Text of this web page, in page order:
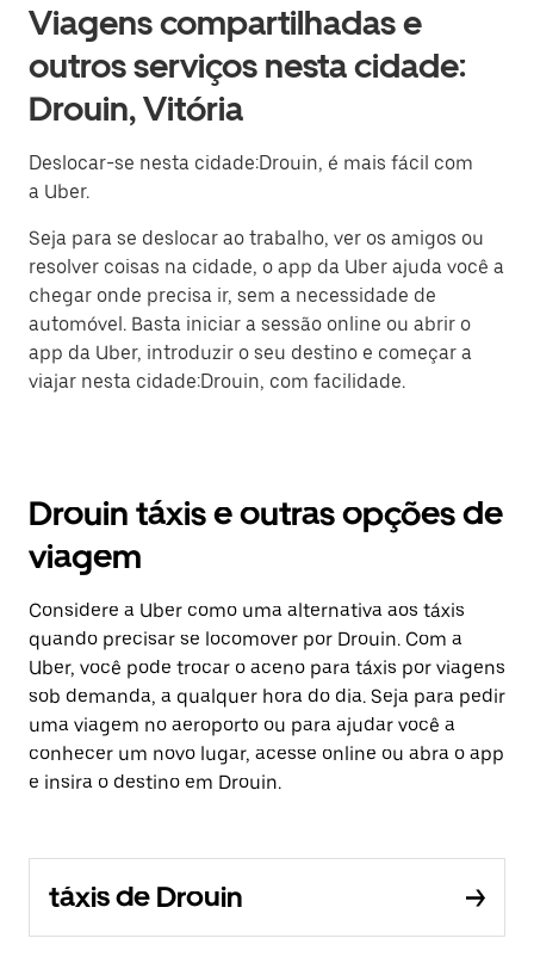
Viagens compartilhadas e
outros serviços nesta cidade:
Drouin, Vitória
Deslocar-se nesta cidade:Drouin, é mais fácil com
a Uber.
Seja para se deslocar ao trabalho, ver os amigos ou
resolver coisas na cidade, o app da Uber ajuda você a
chegar onde precisa ir, sem a necessidade de
automóvel. Basta iniciar a sessão online ou abrir o
app da Uber, introduzir o seu destino e começar a
viajar nesta cidade:Drouin, com facilidade.
Drouin táxis e outras opções de
viagem
Considere a Uber como uma alternativa aos táxis
quando precisar se locomover por Drouin. Com a
Uber, você pode trocar o aceno para táxis por viagens
sob demanda, a qualquer hora do dia. Seja para pedir
uma viagem no aeroporto ou para ajudar você a
conhecer um novo lugar, acesse online ou abra o app
e insira o destino em Drouin.
táxis de Drouin